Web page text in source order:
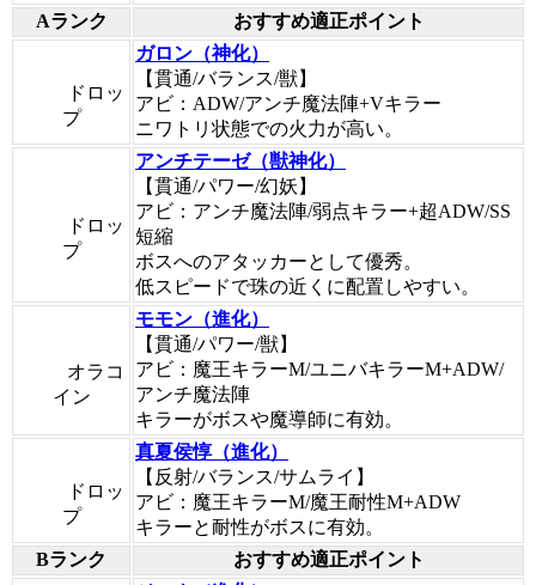
Aランク
おすすめ適正ポイント
ドロッ
プ
ガロン（神化）
【貫通/バランス/獣】
アビ：ADW/アンチ魔法陣+Vキラー
ニワトリ状態での火力が高い。
ドロッ
プ
アンチテーゼ（獣神化）
【貫通/パワー/幻妖】
アビ：アンチ魔法陣/弱点キラー+超ADW/SS
短縮
ボスへのアタッカーとして優秀。
低スピードで珠の近くに配置しやすい。
オラコ
イン
モモン（進化）
【貫通/パワー/獣】
アビ：魔王キラーM/ユニバキラーM+ADW/
アンチ魔法陣
キラーがボスや魔導師に有効。
ドロッ
プ
真夏侯惇（進化）
【反射/バランス/サムライ】
アビ：魔王キラーM/魔王耐性M+ADW
キラーと耐性がボスに有効。
Bランク
おすすめ適正ポイント